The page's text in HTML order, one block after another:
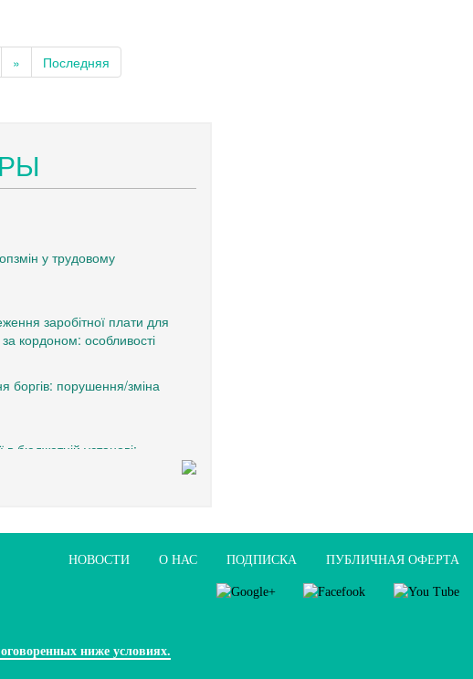
» Последняя
у трудовому
заробітної плати для
кордоном: особливості
боргів: порушення/зміна
в бюджетній установі:
НОВОСТИ О НАС ПОДПИСКА ПУБЛИЧНАЯ ОФЕРТА
оговоренных ниже условиях.